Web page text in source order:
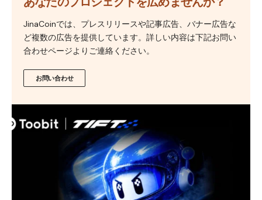
JinaCoinでは、プレスリリースや記事広告、バナー広告な
ど複数の広告を提供しています。詳しい内容は下記お問い
合わせページよりご連絡ください。
お問い合わせ